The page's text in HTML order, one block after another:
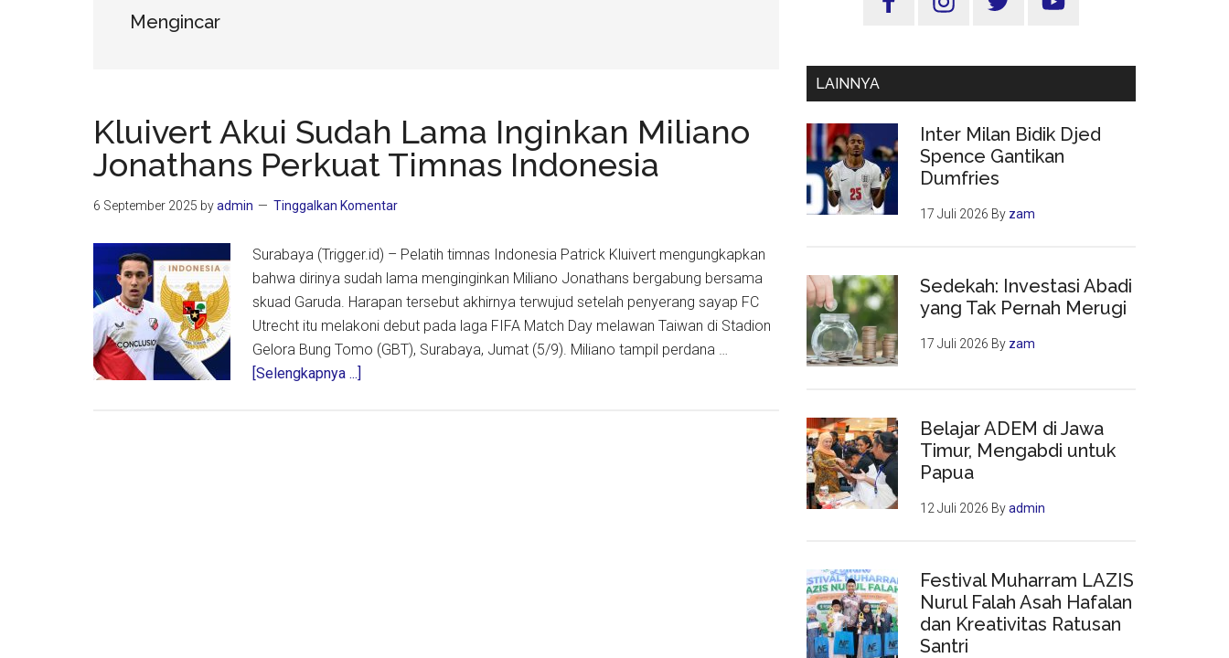
Mengincar
Kluivert Akui Sudah Lama Inginkan Miliano
Jonathans Perkuat Timnas Indonesia
6 September 2025 byadmin Tinggalkan Komentar
Surabaya (Trigger.id) – Pelatih timnas Indonesia Patrick Kluivert mengungkapkan
bahwa dirinya sudah lama menginginkan Miliano Jonathans bergabung bersama
skuad Garuda. Harapan tersebut akhirnya terwujud setelah penyerang sayap FC
Utrecht itu melakoni debut pada laga FIFA Match Day melawan Taiwan di Stadion
Gelora Bung Tomo (GBT), Surabaya, Jumat (5/9). Miliano tampil perdana …
[Selengkapnya ...]
Utama
LAINNYA
Inter Milan Bidik Djed
Spence Gantikan
Dumfries
17 Juli 2026 By zam
Sedekah: Investasi Abadi
yang Tak Pernah Merugi
17 Juli 2026 By zam
Belajar ADEM di Jawa
Timur, Mengabdi untuk
Papua
12 Juli 2026 Byadmin
Festival Muharram LAZIS
Nurul Falah Asah Hafalan
dan Kreativitas Ratusan
Santri